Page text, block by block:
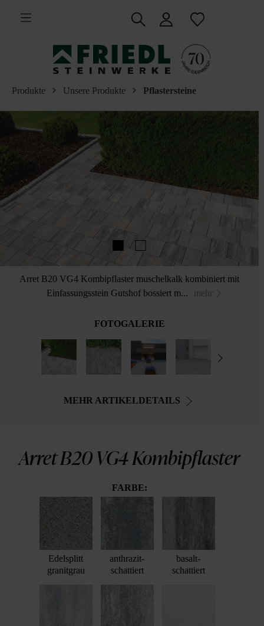
springen
Produkte Unsere Produkte Pflastersteine
Arret B20 VG4 Kombipflaster muschelkalk kombiniert mit
Einfassungsstein Gutshof bossiert m...
mehr
FOTOGALERIE
MEHR ARTIKELDETAILS
Arret B20 VG4 Kombipflaster
FARBE:
Edelsplitt
granitgrau
anthrazit-
schattiert
basalt-
schattiert